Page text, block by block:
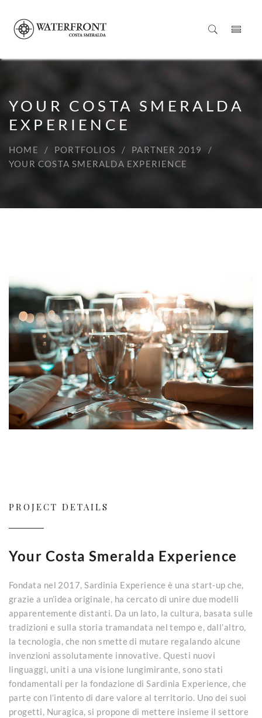
YOUR COSTA SMERALDA
EXPERIENCE
HOME PORTFOLIOS
PARTNER 2019
YOUR COSTA SMERALDA EXPERIENCE
PROJECT DETAILS
Your Costa Smeralda Experience
Fondata nel 2017, Sardinia Experience è una start-up che,
grazie a un’idea originale, ha cercato di unire due modelli
apparentemente distanti. Da un lato, la cultura, basata sulle
tradizioni e sulla storia tramandata nel tempo e, dall’altro,
la tecnologia, che non smette di mutare regalando alcune
invenzioni assolutamente innovative. Questi nuovi
linguaggi, uniti a una visione lungimirante, sono stati
fondamentali per la fondazione di Sardinia Experience, che
parte con l’intento di dare valore al territorio. Uno dei suoi
progetti, Nuragica, si propone di mettere insieme il settore